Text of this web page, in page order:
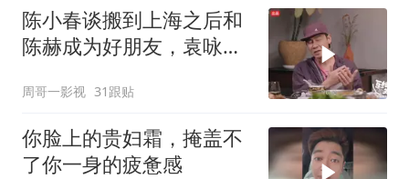
陈小春谈搬到上海之后和
陈赫成为好朋友，袁咏仪
周哥一影视 31跟贴
你脸上的贵妇霜，掩盖不
了你一身的疲惫感